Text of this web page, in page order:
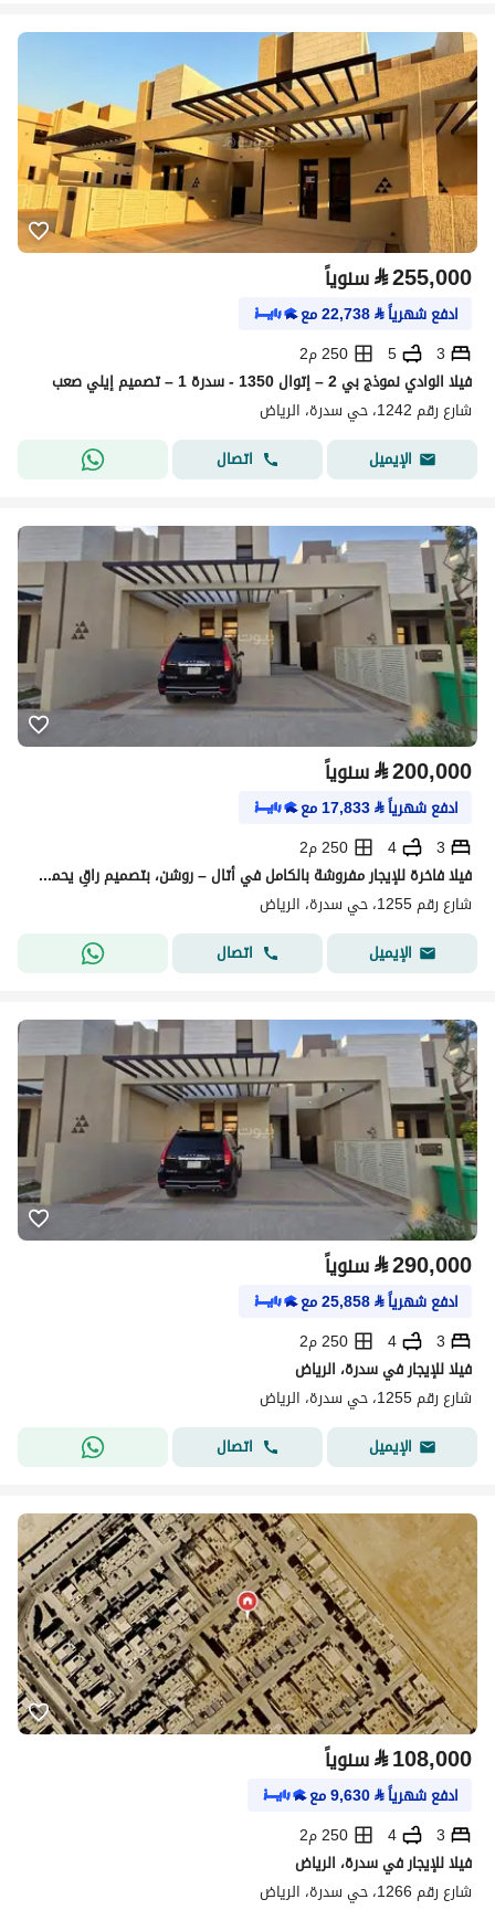
⃁255,000 سنوياً
ادفع شهرياً⃁
22,738مع
3
5
250 م2
فيلا الوادي نموذج بي 2 – إتوال 1350 - سدرة 1 – تصميم إيلي صعب
شارع رقم 1242، حي سدرة، الرياض
الإيميل
اتصال
⃁200,000 سنوياً
ادفع شهرياً⃁
17,833مع
3
4
250 م2
فيلا فاخرة للإيجار مفروشة بالكامل في أتال – روشن، بتصميم راقٍ يحمل توقيع إيلي صعب.
شارع رقم 1255، حي سدرة، الرياض
الإيميل
اتصال
⃁290,000 سنوياً
ادفع شهرياً⃁
25,858مع
3
4
250 م2
فيلا للإيجار في سدرة، الرياض
شارع رقم 1255، حي سدرة، الرياض
الإيميل
اتصال
⃁108,000 سنوياً
ادفع شهرياً⃁
9,630مع
3
4
250 م2
فيلا للإيجار في سدرة، الرياض
شارع رقم 1266، حي سدرة، الرياض